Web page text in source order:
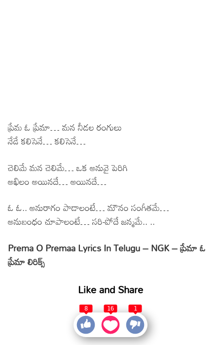
ప్రేమ ఓ ప్రేమా… మన నీడల రంగులు
నేడే కలిసెనే… కలిసెనే…
చెలిమే మన చెలిమే… ఒక అనువై పెరిగి
అఖిలం అయినదే… అయినదే…
ఓ ఓ.. అనురాగం పాడాలంటే… మౌనం సంగీతమే…
అనుబంధం చూపాలంటే… సరి-పోదే జన్మమే.. ..
Prema O Premaa Lyrics In Telugu – NGK – ప్రేమా ఓ
ప్రేమా లిరిక్స్
Like and Share
8 16 1